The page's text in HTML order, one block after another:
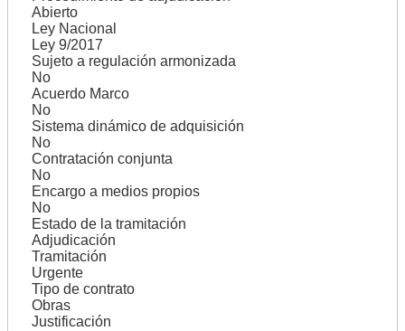
Abierto
Ley Nacional
Ley 9/2017
Sujeto a regulación armonizada
No
Acuerdo Marco
No
Sistema dinámico de adquisición
No
Contratación conjunta
No
Encargo a medios propios
No
Estado de la tramitación
Adjudicación
Tramitación
Urgente
Tipo de contrato
Obras
Justificación